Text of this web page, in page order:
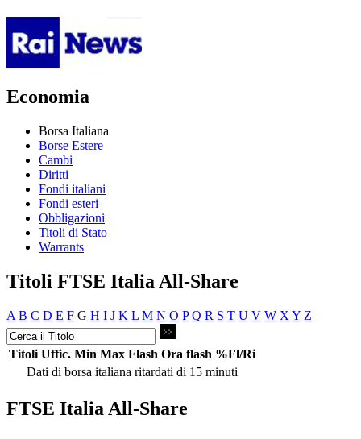
Economia
Borsa Italiana
Borse Estere
Cambi
Diritti
Fondi italiani
Fondi esteri
Obbligazioni
Titoli di Stato
Warrants
Titoli FTSE Italia All-Share
A B C D E F G H I J K L M N O P Q R S T U V W X Y Z
Titoli Uffic. Min Max Flash Ora flash %Fl/Ri
Dati di borsa italiana ritardati di 15 minuti
FTSE Italia All-Share